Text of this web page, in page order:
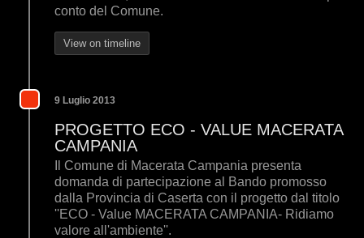
conto del Comune.
View on timeline
9 Luglio 2013
PROGETTO ECO - VALUE MACERATA
CAMPANIA
Il Comune di Macerata Campania presenta
domanda di partecipazione al Bando promosso
dalla Provincia di Caserta con il progetto dal titolo
''ECO - Value MACERATA CAMPANIA- Ridiamo
valore all'ambiente''.